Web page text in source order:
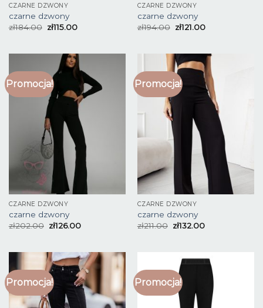
CZARNE DZWONY
czarne dzwony
zł184.00 zł115.00
CZARNE DZWONY
czarne dzwony
zł194.00 zł121.00
Promocja!
CZARNE DZWONY
czarne dzwony
zł202.00 zł126.00
Promocja!
CZARNE DZWONY
czarne dzwony
zł211.00 zł132.00
Promocja! Promocja!